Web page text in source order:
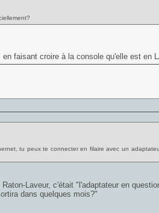
faisant croire à la console qu'elle est en
tu peux te connecter en filaire avec un
Laveur, c'était "l'adaptateur en
dans quelques mois?"